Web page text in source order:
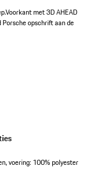
Voorkant met 3D AHEAD
Porsche opschrift aan de
voering: 100% polyester